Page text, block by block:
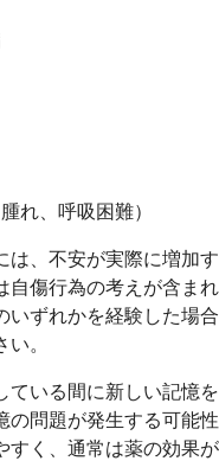
れ、呼吸困難）
は、不安が実際に増加す
自傷行為の考えが含まれ
いずれかを経験した場合
。
ている間に新しい記憶を
の問題が発生する可能性
すく、通常は薬の効果が